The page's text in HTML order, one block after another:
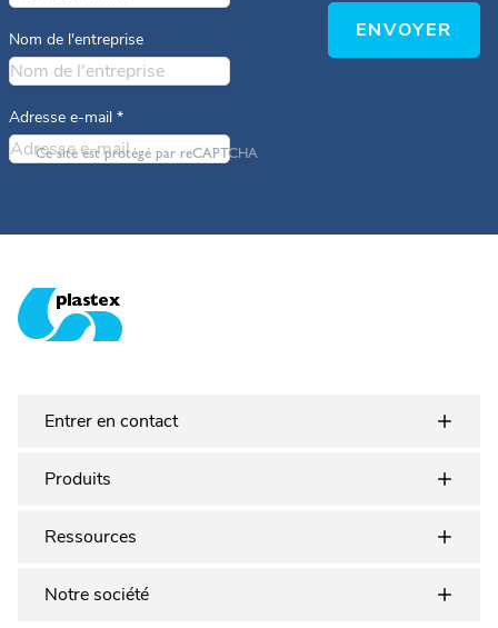
Nom de l'entreprise
Adresse e-mail *
Ce site est protégé par reCAPTCHA
ENVOYER
Entrer en contact
Produits
Ressources
Notre société